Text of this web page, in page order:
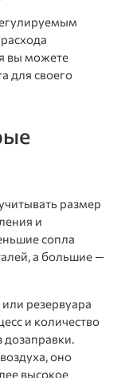
вы можете
для своего
размер
и
сопла
а большие —
резервуара
и количество
дозаправки.
оно
высокое